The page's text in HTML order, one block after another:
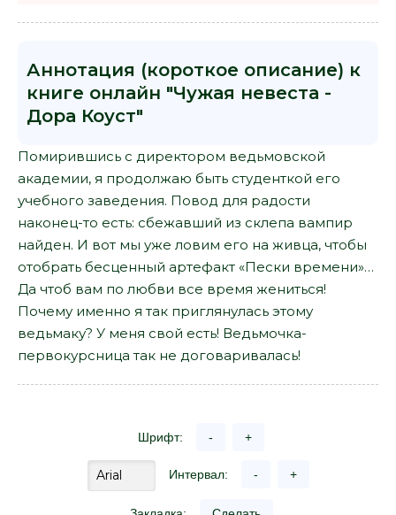
Аннотация (короткое описание) к
книге онлайн "Чужая невеста -
Дора Коуст"
Помирившись с директором ведьмовской
академии, я продолжаю быть студенткой его
учебного заведения. Повод для радости
наконец-то есть: сбежавший из склепа вампир
найден. И вот мы уже ловим его на живца, чтобы
отобрать бесценный артефакт «Пески времени»…
Да чтоб вам по любви все время жениться!
Почему именно я так приглянулась этому
ведьмаку? У меня свой есть! Ведьмочка-
первокурсница так не договаривалась!
Шрифт: - +
Интервал: - +